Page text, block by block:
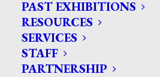
PAST EXHIBITIONS
RESOURCES
SERVICES
STAFF
PARTNERSHIP
Search
for: